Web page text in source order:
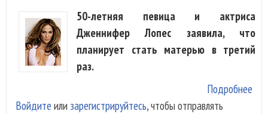
50-летняя певица и актриса
Дженнифер Лопес заявила, что
планирует стать матерью в третий
раз.
Подробнее
Войдите или зарегистрируйтесь, чтобы отправлять